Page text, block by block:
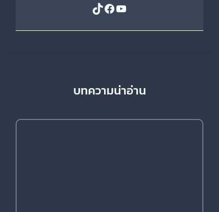
TikTok
Facebook
YouTube
บทความน่าอ่าน